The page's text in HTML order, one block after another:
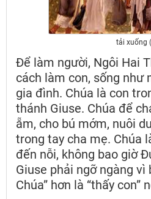
tải xuống
Để làm người, Ngôi Hai
cách làm con, sống như
gia đình. Chúa là con
thánh Giuse. Chúa để
ẵm, cho bú mớm, nuôi
trong tay cha mẹ. Chúa
đến nỗi, không bao giờ
Giuse phải ngỡ ngàng vì
Chúa” hơn là “thấy con”